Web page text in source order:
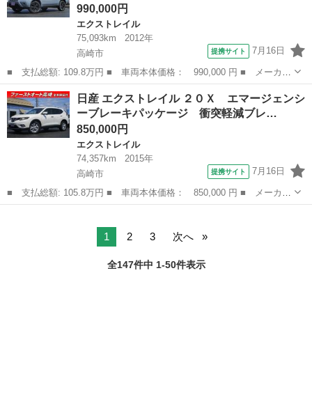
990,000円
エクストレイル
75,093km
2012年
高崎市
提携サイト 7月16日
■ 支払総額: 109.8万円 ■ 車両本体価格： 990,000 円 ■ メーカー
名： 日産 ■ 車種名： エクストレイル ■ グレード名： ２０
Ｘ 地デジナビ バックカメラ ＥＴＣキーフリー シートヒータ
ー 保証１年付...
群馬 高崎市 エクストレイル
日産 エクストレイル ２０Ｘ エマージェンシ
ーブレーキパッケージ 衝突軽減ブレ…
850,000円
エクストレイル
74,357km
2015年
高崎市
提携サイト 7月16日
■ 支払総額: 105.8万円 ■ 車両本体価格： 850,000 円 ■ メーカー
名： 日産 ■ 車種名： エクストレイル ■ グレード名： ２０
1 2 3 次へ
全147件中 1-50件表示